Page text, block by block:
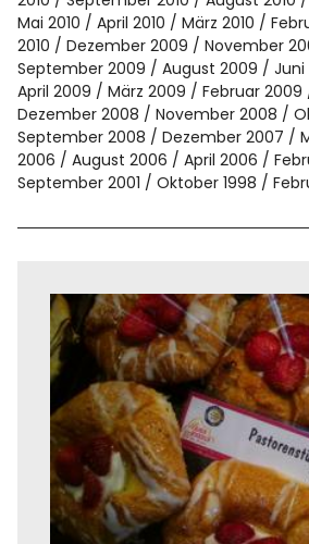
Mai 2010
April 2010 März 2010
2010
Dezember 2009 November
September 2009
August 2009 Juni
April 2009
März 2009 Februar 2009
Dezember 2008
November 2008
September 2008
Dezember 2007
2006
August 2006 April 2006
September 2001
Oktober 1998